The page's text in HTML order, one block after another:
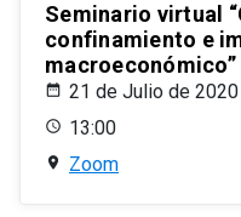
Seminario virtual
confinamiento e
macroeconómico”
21 de Julio de 2020
13:00
Zoom